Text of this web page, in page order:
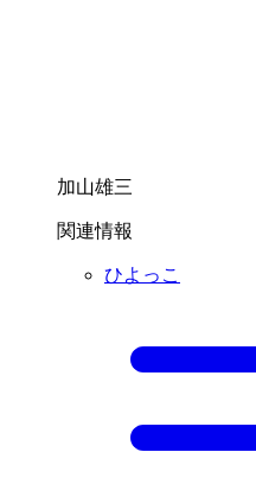
加山雄三
関連情報
ひよっこ